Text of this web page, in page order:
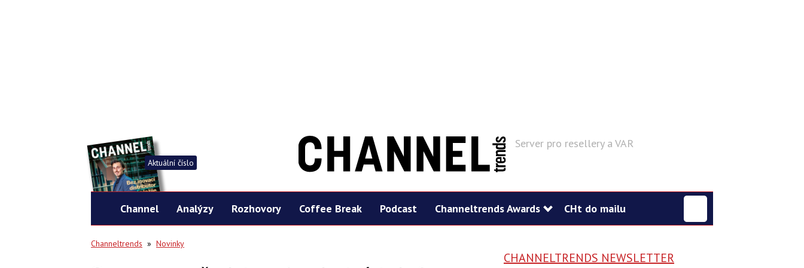
Aktuální číslo
Server pro resellery a VAR
Channel Analýzy Rozhovory Coffee Break Podcast Channeltrends Awards CHt do mailu
Channeltrends » Novinky
CHANNELTRENDS NEWSLETTER